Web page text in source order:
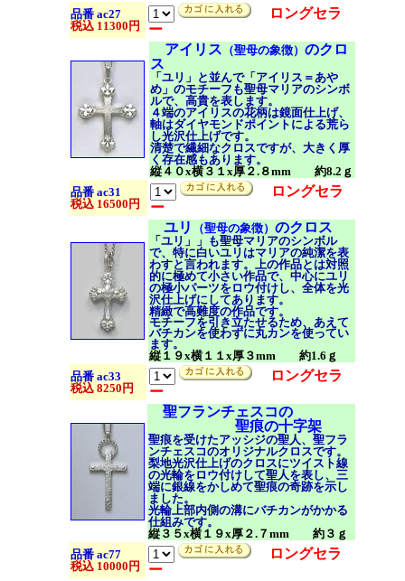
品番 ac27
税込 11300円
ロングセラ
ー
アイリス （聖母の象徴） のクロ
ス
「ユリ」と並んで「アイリス＝あや
め」のモチーフも聖母マリアのシンボ
ルで、高貴を表します。
４端のアイリスの花柄は鏡面仕上げ、
軸はダイヤモンドポイントによる荒ら
し光沢仕上げです。
清楚で繊細なクロスですが、大きく厚
く存在感もあります。
縦４０x横３１x厚２.８mm 約8.2ｇ
品番 ac31
税込 16500円
ロングセラ
ー
ユリ
（聖母の象徴） のクロス
「ユリ」」も聖母マリアのシンボル
で、特に白いユリはマリアの純潔を表
わすと言われます。上の作品とは対照
的に極めて小さい作品で、中心にユリ
の極小パーツをロウ付けし、全体を光
沢仕上げにしてあります。
精緻で高難度の作品です。
モチーフを引き立たせるため、あえて
バチカンを使わずに丸カンを使ってい
ます。
縦１９x横１１x厚３mm 約1.6ｇ
品番 ac33
税込 8250円
ロングセラ
ー
聖フランチェスコの
聖痕の十字架
聖痕を受けたアッシジの聖人、聖フラ
ンチェスコのオリジナルクロスです。
梨地光沢仕上げのクロスにツイスト線
の光輪をロウ付けして聖人を表し、三
端に銀線をかしめて聖痕の奇跡を示し
ました。
光輪上部内側の溝にバチカンがかかる
仕組みです。
縦３５x横１９x厚２.７mm 約３ｇ
品番 ac77
税込 10000円
ロングセラ
ー